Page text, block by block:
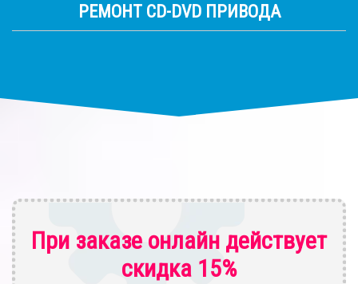
РЕМОНТ CD-DVD ПРИВОДА
При заказе онлайн действует
скидка 15%